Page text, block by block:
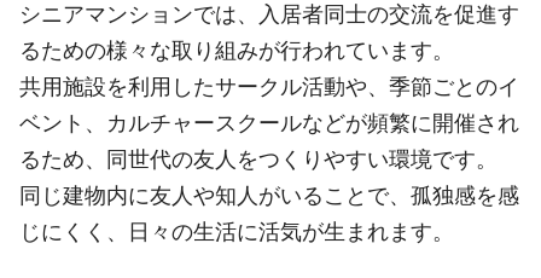
シニアマンションでは、入居者同士の交流を促進す
るための様々な取り組みが行われています。
共用施設を利用したサークル活動や、季節ごとのイ
ベント、カルチャースクールなどが頻繁に開催され
るため、同世代の友人をつくりやすい環境です。
同じ建物内に友人や知人がいることで、孤独感を感
じにくく、日々の生活に活気が生まれます。